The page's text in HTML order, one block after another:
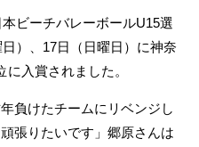
ビーチバレーボールU15選
）、17日（日曜日）に神奈
入賞されました。
負けたチームにリベンジし
張りたいです」郷原さんは